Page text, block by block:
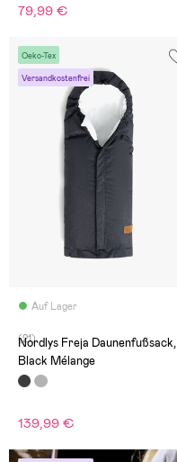
79,99 €
Oeko-Tex
Versandkostenfrei
Auf Lager
(21)
Nordlys Freja Daunenfußsack,
Black Mélange
139,99 €